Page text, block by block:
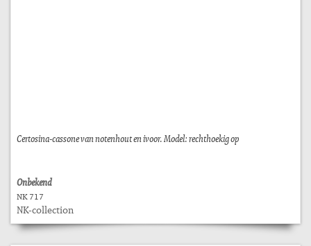
Certosina-cassone van notenhout en ivoor. Model: rechthoekig op
Onbekend
NK 717
NK-collection